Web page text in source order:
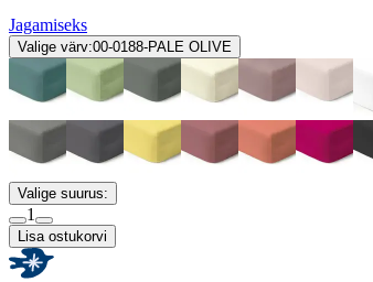
Jagamiseks
Valige värv:00-0188-PALE OLIVE
Valige suurus:
1
Lisa ostukorvi